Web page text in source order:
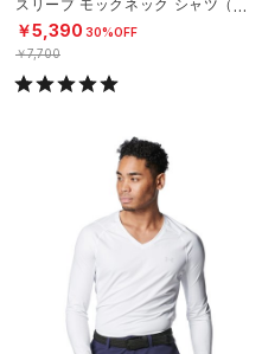
スリーブ モックネック シャツ（ゴ
ルフ/MEN）
￥5,390 30%OFF
￥7,700